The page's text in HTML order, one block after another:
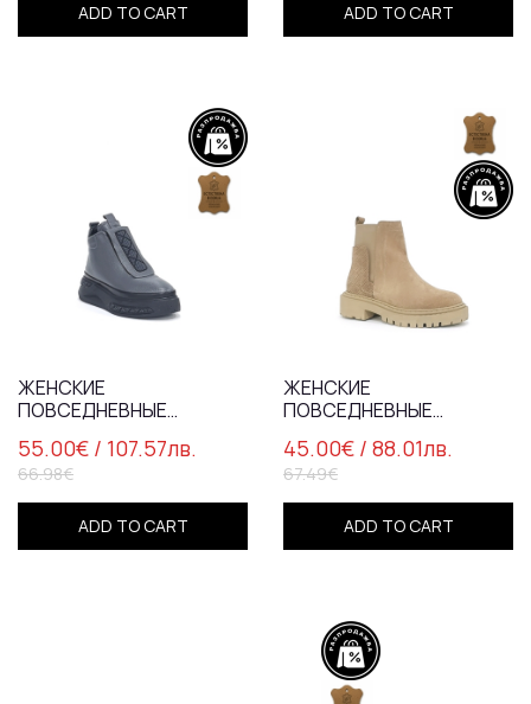
ADD TO CART ADD TO CART
55.00€ / 107.57лв.
66.98€
ЖЕНСКИЕ
ПОВСЕДНЕВНЫЕ
НАТУРАЛЬНОЙ КОЖИ
СЕРОГО ЦВЕТА С
АНАТОМИЧЕСКОЙ
СТЕЛЬКОЙ/7016
ADD TO CART
45.00€ / 88.01лв.
67.49€
ЖЕНСКИЕ
ПОВСЕДНЕВНЫЕ
НАТУРАЛЬНОЙ КОЖИ
БЕЖЕВОГО
ЦВЕТА/76694
ADD TO CART